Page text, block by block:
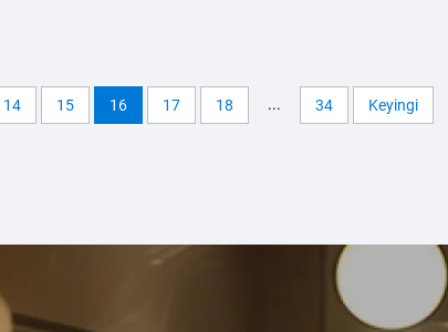
modullari,Suvni sovutish
14 15 16 17 18 ... 34 Keyingi